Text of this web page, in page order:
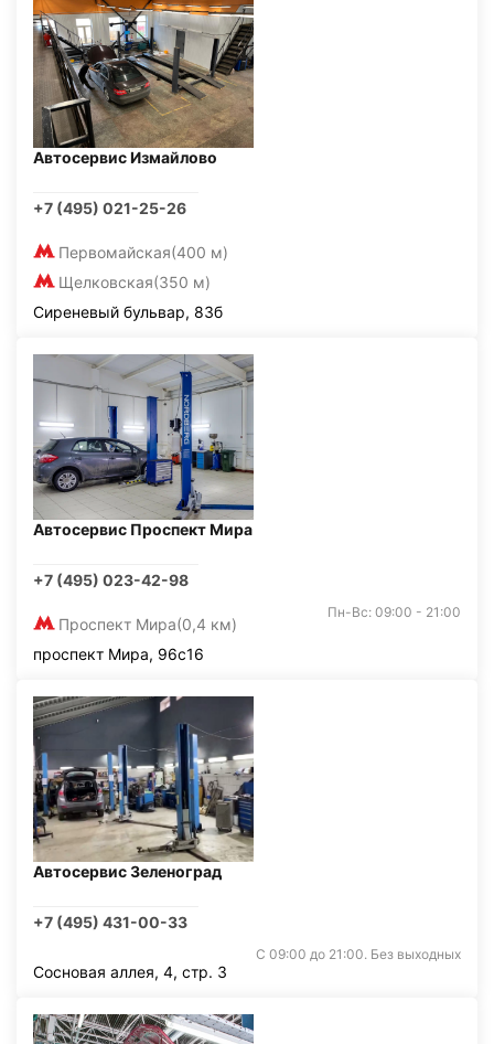
Автосервис Измайлово
+7 (495) 021-25-26
Первомайская(400 м)
Щелковская(350 м)
Сиреневый бульвар, 83б
Автосервис Проспект Мира
+7 (495) 023-42-98
Проспект Мира(0,4 км)
Пн-Вс: 09:00 - 21:00
проспект Мира, 96с16
Автосервис Зеленоград
+7 (495) 431-00-33
С 09:00 до 21:00. Без выходных
Сосновая аллея, 4, стр. 3